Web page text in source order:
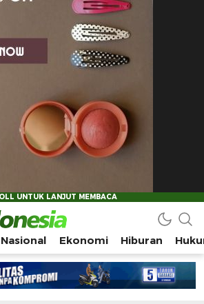
Indonesia Secara Utuh
Nasional Ekonomi Hiburan